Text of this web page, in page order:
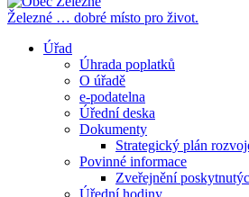
Železné … dobré místo pro život.
Úřad
Úhrada poplatků
O úřadě
e-podatelna
Úřední deska
Dokumenty
Strategický plán
Povinné informace
Zveřejnění
Úřední hodiny